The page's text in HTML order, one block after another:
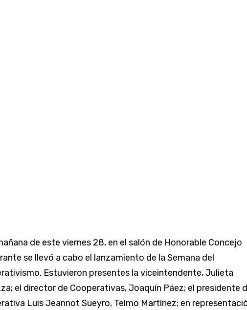
de este viernes 28, en el salón de Honorable Concejo
se llevó a cabo el lanzamiento de la Semana del
Estuvieron presentes la viceintendente, Julieta
el director de Cooperativas, Joaquín Páez; el presidente
Luis Jeannot Sueyro, Telmo Martínez; en